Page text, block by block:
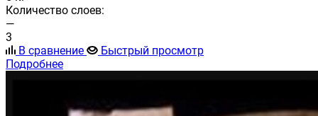
Количество слоев:
—
3
В сравнение
Быстрый просмотр
Подробнее